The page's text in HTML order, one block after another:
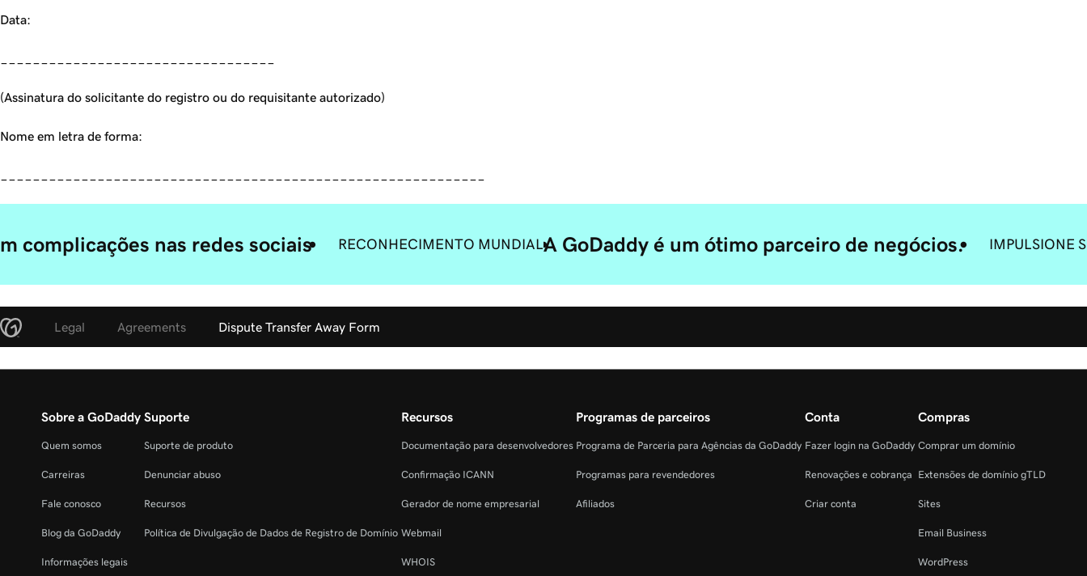
Data:
(Assinatura do solicitante do registro ou do requisitante autorizado)
Nome em letra de forma:
complicações nas redes sociais RECONHECIMENTO MUNDIALA GoDaddy é um ótimo parceiro de negócios. IMPULSIONE
Legal Agreements Dispute Transfer Away Form
Sobre a GoDaddy
Quem somos
Carreiras
Fale conosco
Blog da GoDaddy
Informações legais
Suporte
Suporte de produto
Denunciar abuso
Recursos
Política de Divulgação de Dados de Registro de Domínio
Recursos
Documentação para desenvolvedores
Confirmação ICANN
Gerador de nome empresarial
Webmail
WHOIS
Programas de parceiros
Programa de Parceria para Agências da GoDaddy
Programas para revendedores
Afiliados
Conta
Fazer login na GoDaddy
Renovações e cobrança
Criar conta
Compras
Comprar um domínio
Extensões de domínio gTLD
Sites
Email Business
WordPress